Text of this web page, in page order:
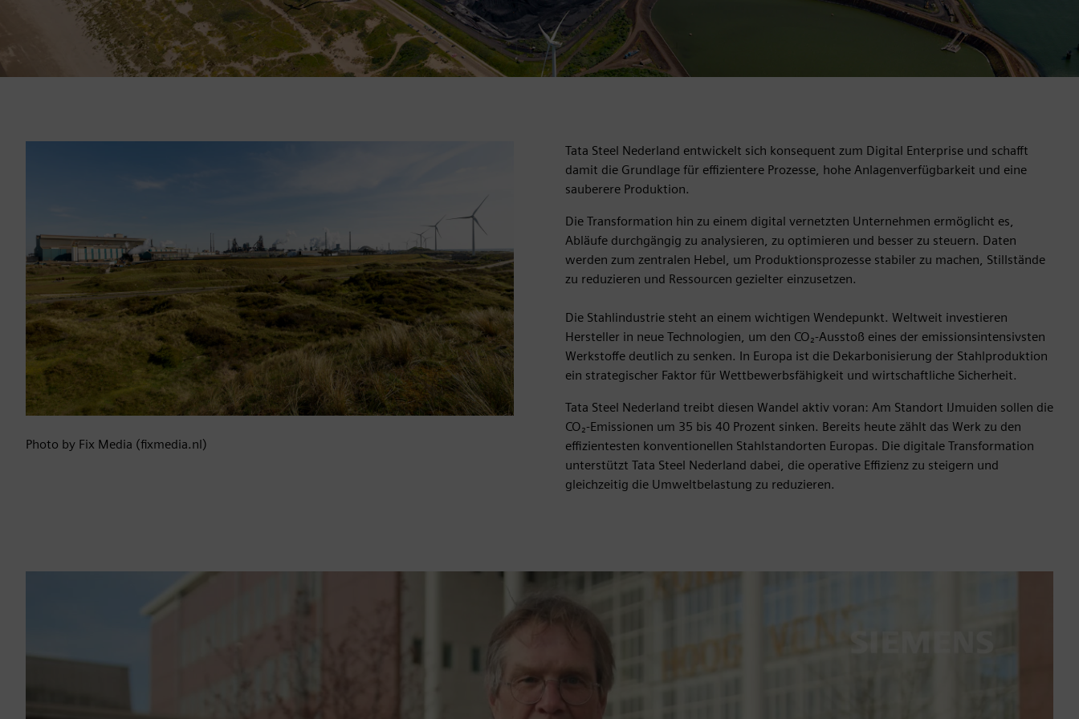
Photo by Fix Media (fixmedia.nl)
Tata Steel Nederland entwickelt sich konsequent zum Digital Enterprise und schafft
damit die Grundlage für effizientere Prozesse, hohe Anlagenverfügbarkeit und eine
sauberere Produktion.
Die Transformation hin zu einem digital vernetzten Unternehmen ermöglicht es,
Abläufe durchgängig zu analysieren, zu optimieren und besser zu steuern. Daten
werden zum zentralen Hebel, um Produktionsprozesse stabiler zu machen, Stillstände
zu reduzieren und Ressourcen gezielter einzusetzen.
Die Stahlindustrie steht an einem wichtigen Wendepunkt. Weltweit investieren
Hersteller in neue Technologien, um den CO₂-Ausstoß eines der emissionsintensivsten
Werkstoffe deutlich zu senken. In Europa ist die Dekarbonisierung der Stahlproduktion
ein strategischer Faktor für Wettbewerbsfähigkeit und wirtschaftliche Sicherheit.
Tata Steel Nederland treibt diesen Wandel aktiv voran: Am Standort IJmuiden sollen die
CO₂-Emissionen um 35 bis 40 Prozent sinken. Bereits heute zählt das Werk zu den
effizientesten konventionellen Stahlstandorten Europas. Die digitale Transformation
unterstützt Tata Steel Nederland dabei, die operative Effizienz zu steigern und
gleichzeitig die Umweltbelastung zu reduzieren.